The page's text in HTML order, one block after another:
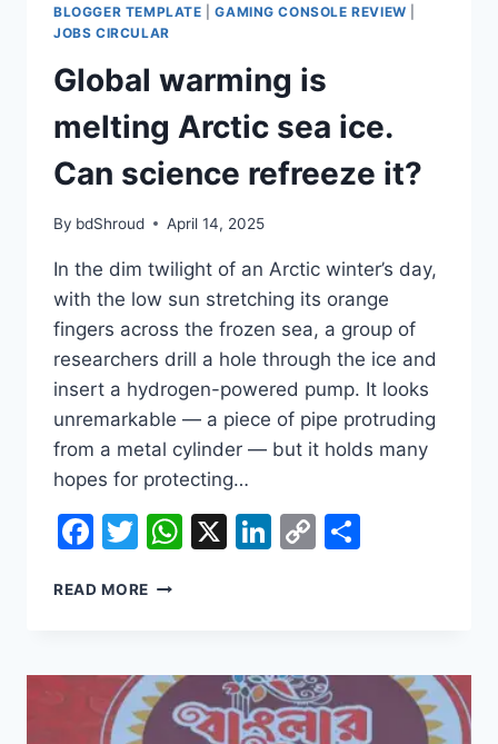
BLOGGER TEMPLATE |GAMING CONSOLE REVIEW
JOBS CIRCULAR
Global warming is
melting Arctic sea ice.
Can science refreeze it?
By bdShroud April 14, 2025
In the dim twilight of an Arctic winter’s day,
with the low sun stretching its orange
fingers across the frozen sea, a group of
researchers drill a hole through the ice and
insert a hydrogen-powered pump. It looks
unremarkable — a piece of pipe protruding
from a metal cylinder — but it holds many
hopes for protecting…
Facebook
Twitter
WhatsApp
X LinkedIn
Copy
READ MORE GLOBAL
ARCTIC
SEA
ICE.